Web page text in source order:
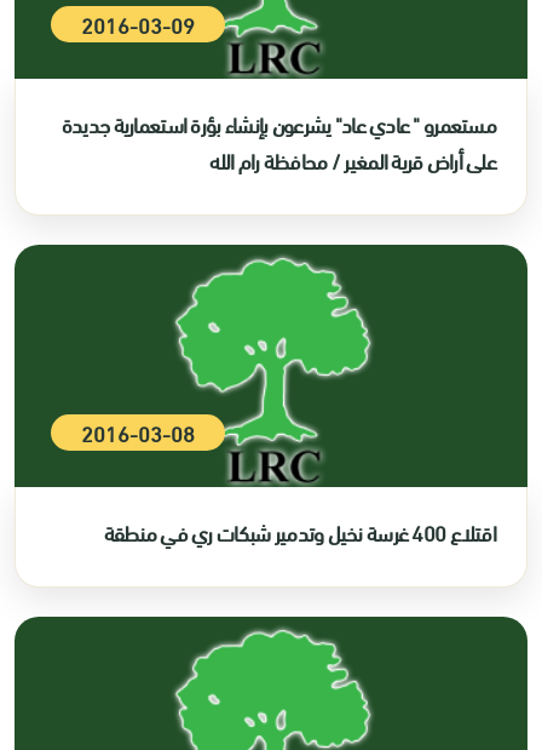
2016-03-09
مستعمرو " عادي عاد" يشرعون بإنشاء بؤرة استعمارية جديدة
على أراض قرية المغير / محافظة رام الله
2016-03-08
اقتلاع 400 غرسة نخيل وتدمير شبكات ري في منطقة